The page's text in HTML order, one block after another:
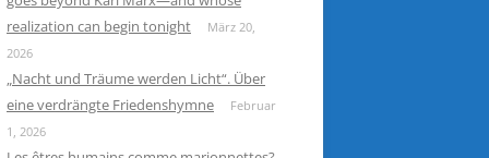
realization can begin tonight
März 20,
2026
„Nacht und Träume werden Licht“. Über
eine verdrängte Friedenshymne
Februar
1, 2026